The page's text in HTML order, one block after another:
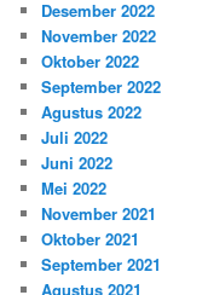
Desember 2022
November 2022
Oktober 2022
September 2022
Agustus 2022
Juli 2022
Juni 2022
Mei 2022
November 2021
Oktober 2021
September 2021
Agustus 2021